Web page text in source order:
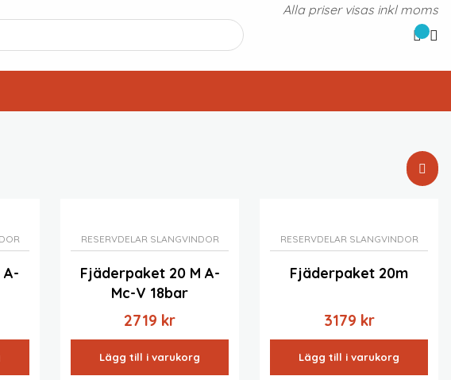
Alla priser visas inkl moms
Sortera efter senast
Sortera efter pris: lågt till högt
Sortera efter pris: högt till lågt
A-
RESERVDELAR SLANGVINDOR
Fjäderpaket 20 M A-
Mc-V 18bar
2719 kr
Lägg till i varukorg
RESERVDELAR SLANGVINDOR
Fjäderpaket 20m
3179 kr
Lägg till i varukorg